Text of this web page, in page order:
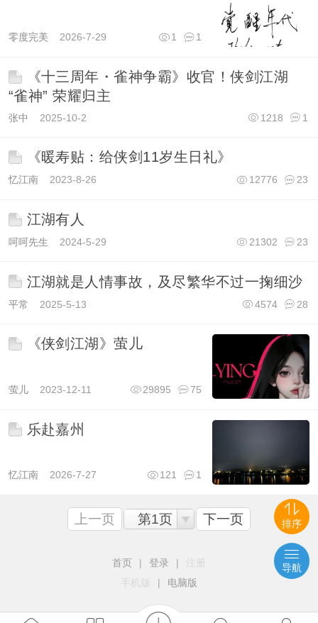
零度完美 2026-7-29 1
1
《十三周年・雀神争霸》收官！侠剑江湖
“雀神” 荣耀归主
张中 2025-10-2 1
1218
《暖寿贴：给侠剑11岁生日礼》
忆江南2023-8-26 23
12776
江湖有人
呵呵先生 2024-5-29 23
21302
江湖就是人情事故，及尽繁华不过一掬细沙
平常 2025-5-13 28
4574
《侠剑江湖》萤儿
萤儿2023-12-11 75
29895
乐赴嘉州
忆江南2026-7-27 1
121
上一页 第1页 下一页
首页 | 登录 |
手机版
| 电脑版
排序
导航